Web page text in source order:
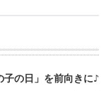
子の日」を前向きに♪